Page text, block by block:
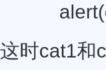
这时cat1和